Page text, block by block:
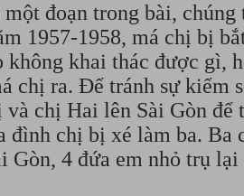
đoạn trong bài,
1957-1958, má chị bị
không khai thác được gì,
chị ra. Để tránh sự kiểm
chị Hai lên Sài Gòn để
đình chị bị xé làm ba. Ba
Gòn, 4 đứa em nhỏ trụ